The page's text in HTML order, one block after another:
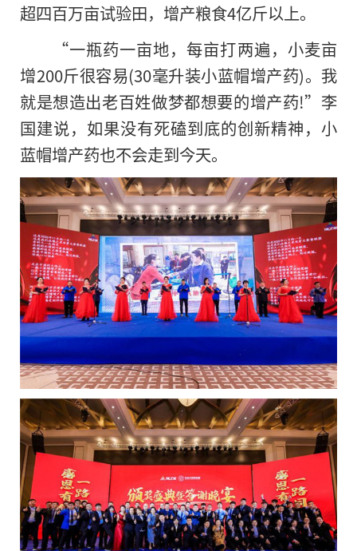
超四百万亩试验田，增产粮食4亿斤以上。
“一瓶药一亩地，每亩打两遍，小麦亩
增200斤很容易(30毫升装小蓝帽增产药)。我
就是想造出老百姓做梦都想要的增产药!”李
国建说，如果没有死磕到底的创新精神，小
蓝帽增产药也不会走到今天。